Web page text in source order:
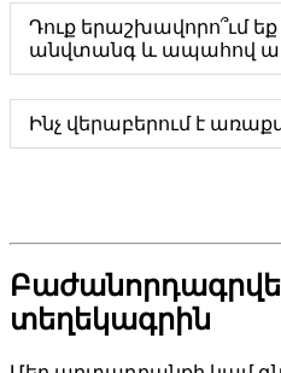
Դուք երաշխավորո՞ւմ
անվտանգ և ապահով
Ինչ վերաբերում է
տեղեկագրին